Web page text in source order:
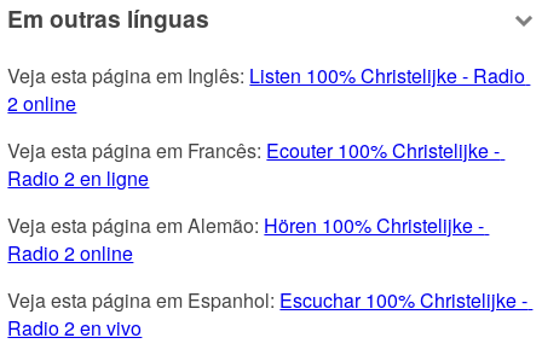
Em outras línguas
Veja esta página em Inglês: Listen 100% Christelijke - Radio
2 online
Veja esta página em Francês: Ecouter 100% Christelijke -
Radio 2 en ligne
Veja esta página em Alemão: Hören 100% Christelijke -
Radio 2 online
Veja esta página em Espanhol: Escuchar 100% Christelijke -
Radio 2 en vivo